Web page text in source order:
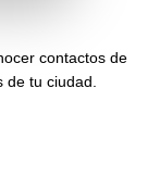
contactos de
tu ciudad.